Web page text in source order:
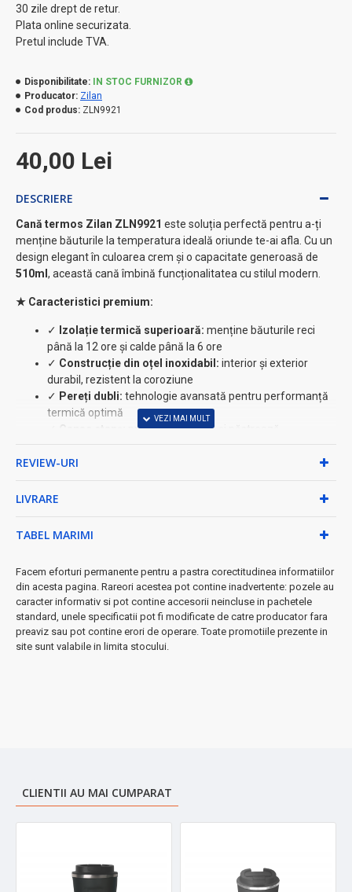
30 zile drept de retur.
Plata online securizata.
Pretul include TVA.
40,00 Lei
Disponibilitate:
IN STOC FURNIZOR
Producator: Zilan
Cod produs: ZLN9921
DESCRIERE
Cană termos Zilan ZLN9921 este soluția perfectă pentru a-ți
menține băuturile la temperatura ideală oriunde te-ai afla. Cu un
design elegant în culoarea crem și o capacitate generoasă de
510ml , această cană îmbină funcționalitatea cu stilul modern.
★ Caracteristici premium:
✓ Izolație termică superioară: menține băuturile reci
până la 12 ore și calde până la 6 ore
✓ Construcție din oțel inoxidabil: interior și exterior
durabil, rezistent la coroziune
✓ Pereți dubli: tehnologie avansată pentru performanță
termică optimă
previne scurgerile și păstrează
✓Bază antiderapantă:
✓
• Capacitate: 510ml
• Design ergonomic și compact
➤Perfectă pentru: birou, călătorii, sport, acasă sau cadou
⚡Performanță garantată - Investiția ta în confort zilnic!
REVIEW-URI
LIVRARE
TABEL MARIMI
Facem eforturi permanente pentru a pastra corectitudinea informatiilor
din acesta pagina. Rareori acestea pot contine inadvertente: pozele au
caracter informativ si pot contine accesorii neincluse in pachetele
standard, unele specificatii pot fi modificate de catre producator fara
preaviz sau pot contine erori de operare. Toate promotiile prezente in
site sunt valabile in limita stocului.
CLIENTII AU MAI CUMPARAT